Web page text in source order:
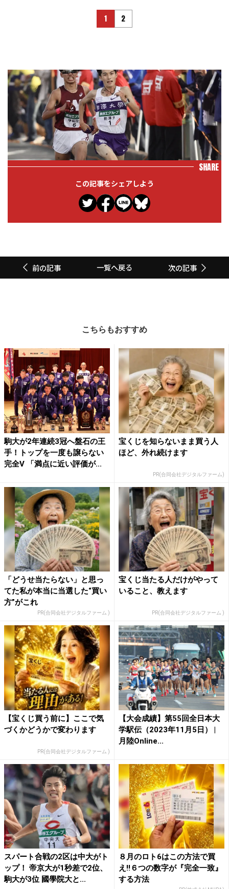
1 2
SHARE
この記事をシェアしよう
前の記事 一覧へ戻る 次の記事
こちらもおすすめ
駒大が2年連続3冠へ盤石の王
手！トップを一度も譲らない
完全V 「満点に近い評価が...
宝くじを知らないまま買う人
ほど、外れ続けます
PR(合同会社デジタルファーム)
「どうせ当たらない」と思っ
てた私が本当に当選した“買い
方”がこれ
PR(合同会社デジタルファーム )
宝くじ当たる人だけがやって
いること、教えます
PR(合同会社デジタルファーム )
【宝くじ買う前に】ここで気
づくかどうかで変わります
PR(合同会社デジタルファーム )
【大会成績】第55回全日本大
学駅伝（2023年11月5日） |
月陸Online...
スパート合戦の2区は中大がト
ップ！ 帝京大が1秒差で2位、
駒大が3位 國學院大と...
８月のロト6はこの方法で買
え!!６つの数字が『完全一致』
する方法